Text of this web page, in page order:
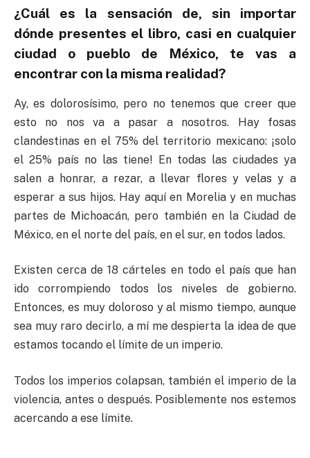
¿Cuál es la sensación de, sin importar
dónde presentes el libro, casi en cualquier
ciudad o pueblo de México, te vas a
encontrar con la misma realidad?
Ay, es dolorosísimo, pero no tenemos que creer que
esto no nos va a pasar a nosotros. Hay fosas
clandestinas en el 75% del territorio mexicano: ¡solo
el 25% país no las tiene! En todas las ciudades ya
salen a honrar, a rezar, a llevar flores y velas y a
esperar a sus hijos. Hay aquí en Morelia y en muchas
partes de Michoacán, pero también en la Ciudad de
México, en el norte del país, en el sur, en todos lados.
Existen cerca de 18 cárteles en todo el país que han
ido corrompiendo todos los niveles de gobierno.
Entonces, es muy doloroso y al mismo tiempo, aunque
sea muy raro decirlo, a mí me despierta la idea de que
estamos tocando el límite de un imperio.
Todos los imperios colapsan, también el imperio de la
violencia, antes o después. Posiblemente nos estemos
acercando a ese límite.